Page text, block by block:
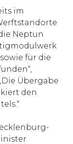
im
Neptun
für die
Übergabe
den